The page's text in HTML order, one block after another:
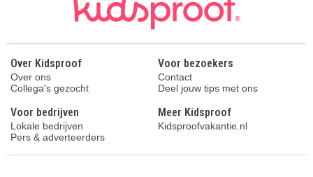
Over Kidsproof
Over ons
Collega's gezocht
Voor bezoekers
Contact
Deel jouw tips met ons
Voor bedrijven
Lokale bedrijven
Pers & adverteerders
Meer Kidsproof
Kidsproofvakantie.nl